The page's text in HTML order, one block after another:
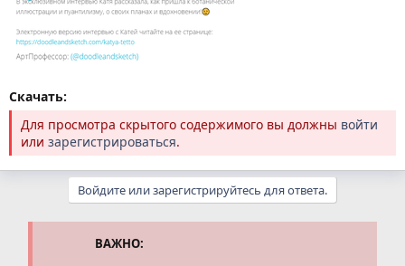
Скачать:
Для просмотра скрытого содержимого вы должны войти
или зарегистрироваться.
Войдите или зарегистрируйтесь для ответа.
ВАЖНО: